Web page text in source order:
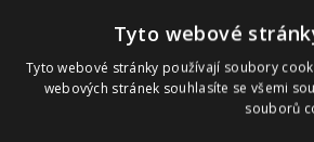
pes krmený kočičím žrádlem může
Pučálka, odborník na výživu psů a
kde z výchovných důvodů není
ji nechat přes noc. Je to
v pravidelných intervalech.
Tyto webové
Tyto webové stránky používají soubory
webových stránek souhlasíte se všemi
souborů